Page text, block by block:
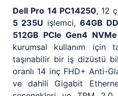
Dell Pro 14 PC14250, 12
5 235U işlemci, 64GB
512GB PCIe Gen4
kurumsal kullanım için
taşınabilir bir iş dizüstü
oranlı 14 inç FHD+ Anti-
ve dahili Gigabit